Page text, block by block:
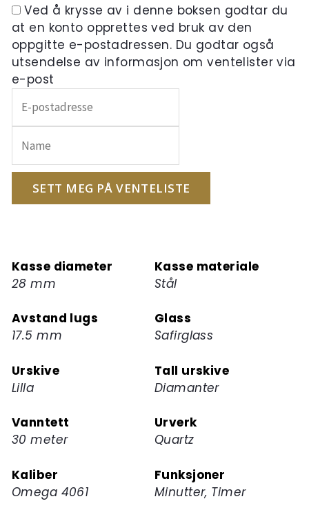
Ved å krysse av i denne boksen godtar du
at en konto opprettes ved bruk av den
oppgitte e-postadressen. Du godtar også
utsendelse av informasjon om ventelister via
e-post
inn
e-
postadressen
din
ventelisten
for
produktet
SETT MEG PÅ VENTELISTE
Kasse diameter
28 mm
Kasse materiale
Stål
Avstand lugs
17.5 mm
Glass
Safirglass
Urskive
Lilla
Tall urskive
Diamanter
Vanntett
30 meter
Urverk
Quartz
Kaliber
Omega 4061
Funksjoner
Minutter, Timer